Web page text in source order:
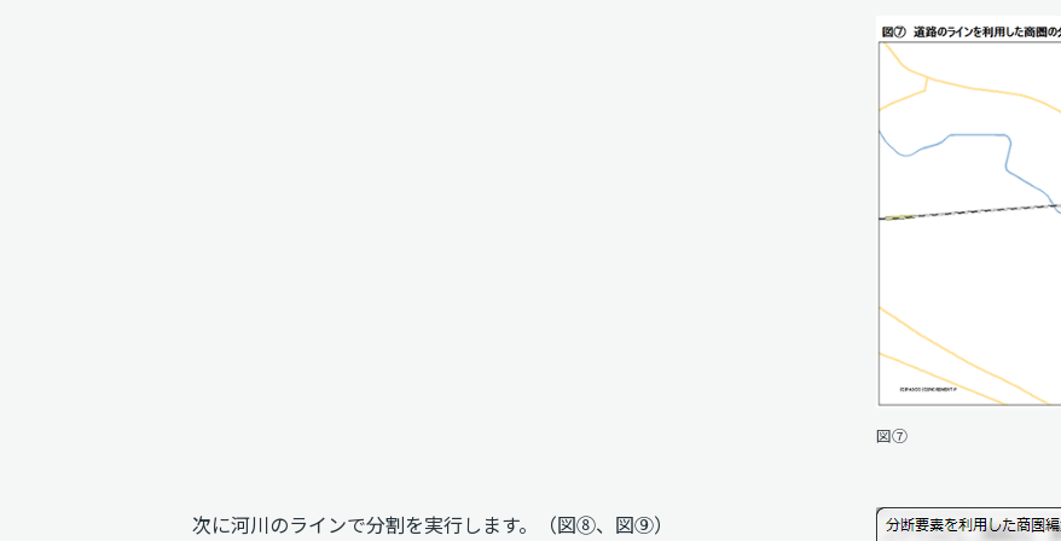
図⑦
次に河川のラインで分割を実行します。（図⑧、図⑨）